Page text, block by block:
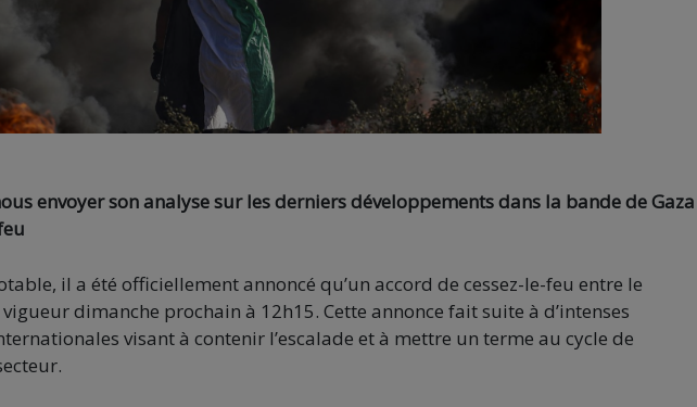
envoyer son analyse sur les derniers développements dans la bande de Gaza
il a été officiellement annoncé qu’un accord de cessez-le-feu entre le
dimanche prochain à 12h15. Cette annonce fait suite à d’intenses
visant à contenir l’escalade et à mettre un terme au cycle de